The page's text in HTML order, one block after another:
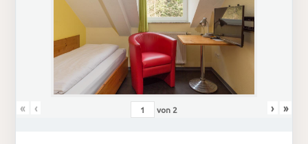
« ‹ von 2 › »